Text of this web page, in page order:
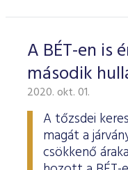
A BÉT-en is
második
2020. okt. 01.
A tőzsdei
magát a
csökkenő